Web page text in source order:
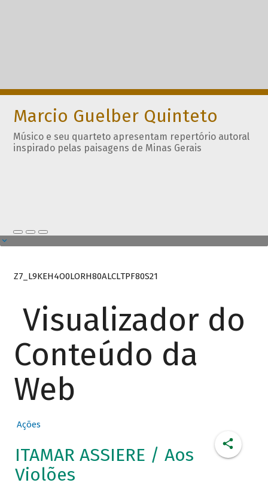
Marcio Guelber Quinteto
Músico e seu quarteto apresentam repertório autoral
inspirado pelas paisagens de Minas Gerais
Z7_L9KEH4O0LORH80ALCLTPF80S21
Visualizador do
Conteúdo da
Web
Ações
ITAMAR ASSIERE / Aos
Violões